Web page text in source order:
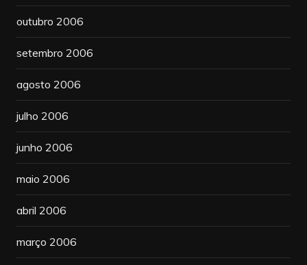
outubro 2006
setembro 2006
agosto 2006
julho 2006
junho 2006
maio 2006
abril 2006
março 2006